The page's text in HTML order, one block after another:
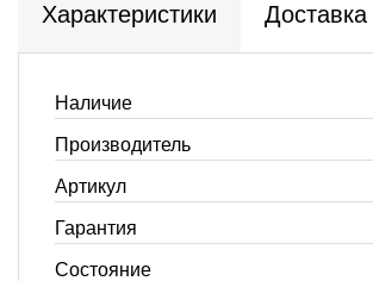
Характеристики Доставка
Наличие
Производитель
Артикул
Гарантия
Состояние